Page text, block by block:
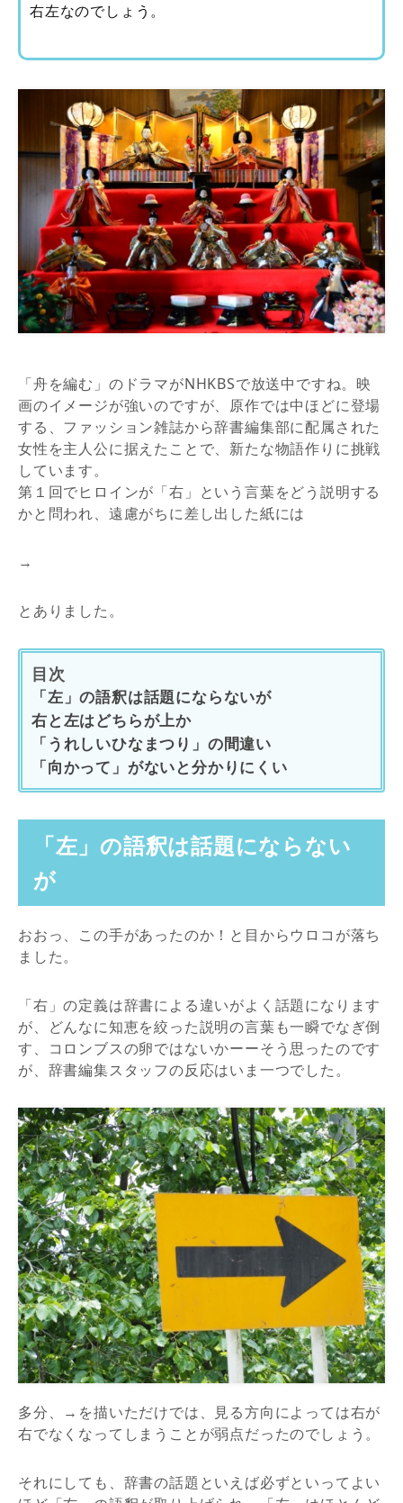
右左なのでしょう。
「舟を編む」のドラマがNHKBSで放送中ですね。映
画のイメージが強いのですが、原作では中ほどに登場
する、ファッション雑誌から辞書編集部に配属された
女性を主人公に据えたことで、新たな物語作りに挑戦
しています。
第１回でヒロインが「右」という言葉をどう説明する
かと問われ、遠慮がちに差し出した紙には
→
とありました。
目次
「左」の語釈は話題にならないが
右と左はどちらが上か
「うれしいひなまつり」の間違い
「向かって」がないと分かりにくい
「左」の語釈は話題にならない
が
おおっ、この手があったのか！と目からウロコが落ち
ました。
「右」の定義は辞書による違いがよく話題になります
が、どんなに知恵を絞った説明の言葉も一瞬でなぎ倒
す、コロンブスの卵ではないかーーそう思ったのです
が、辞書編集スタッフの反応はいま一つでした。
多分、→を描いただけでは、見る方向によっては右が
右でなくなってしまうことが弱点だったのでしょう。
それにしても、辞書の話題といえば必ずといってよい